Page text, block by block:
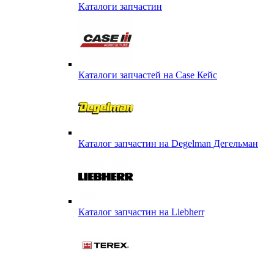
Каталоги запчастин
Каталоги запчастей на Case Кейс
Каталог запчастин на Degelman Дегельман
Каталог запчастин на Liebherr